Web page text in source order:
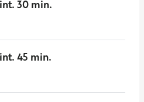
30 min.
45 min.